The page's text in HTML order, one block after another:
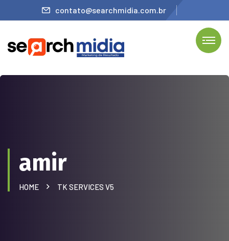
contato@searchmidia.com.br
amir
HOME TK SERVICES V5